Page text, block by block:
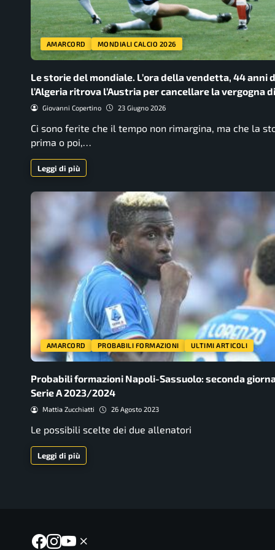
AMARCORD MONDIALI CALCIO 2026
Le storie del mondiale. L’ora della vendetta, 44 anni
l’Algeria ritrova l’Austria per cancellare la vergogna
Giovanni Copertino 23 Giugno 2026
Ci sono ferite che il tempo non rimargina, ma che la
prima o poi,…
Leggi di più
AMARCORD PROBABILI FORMAZIONI ULTIMI ARTICOLI
Probabili formazioni Napoli-Sassuolo: seconda
Serie A 2023/2024
Mattia Zucchiatti 26 Agosto 2023
Le possibili scelte dei due allenatori
Leggi di più